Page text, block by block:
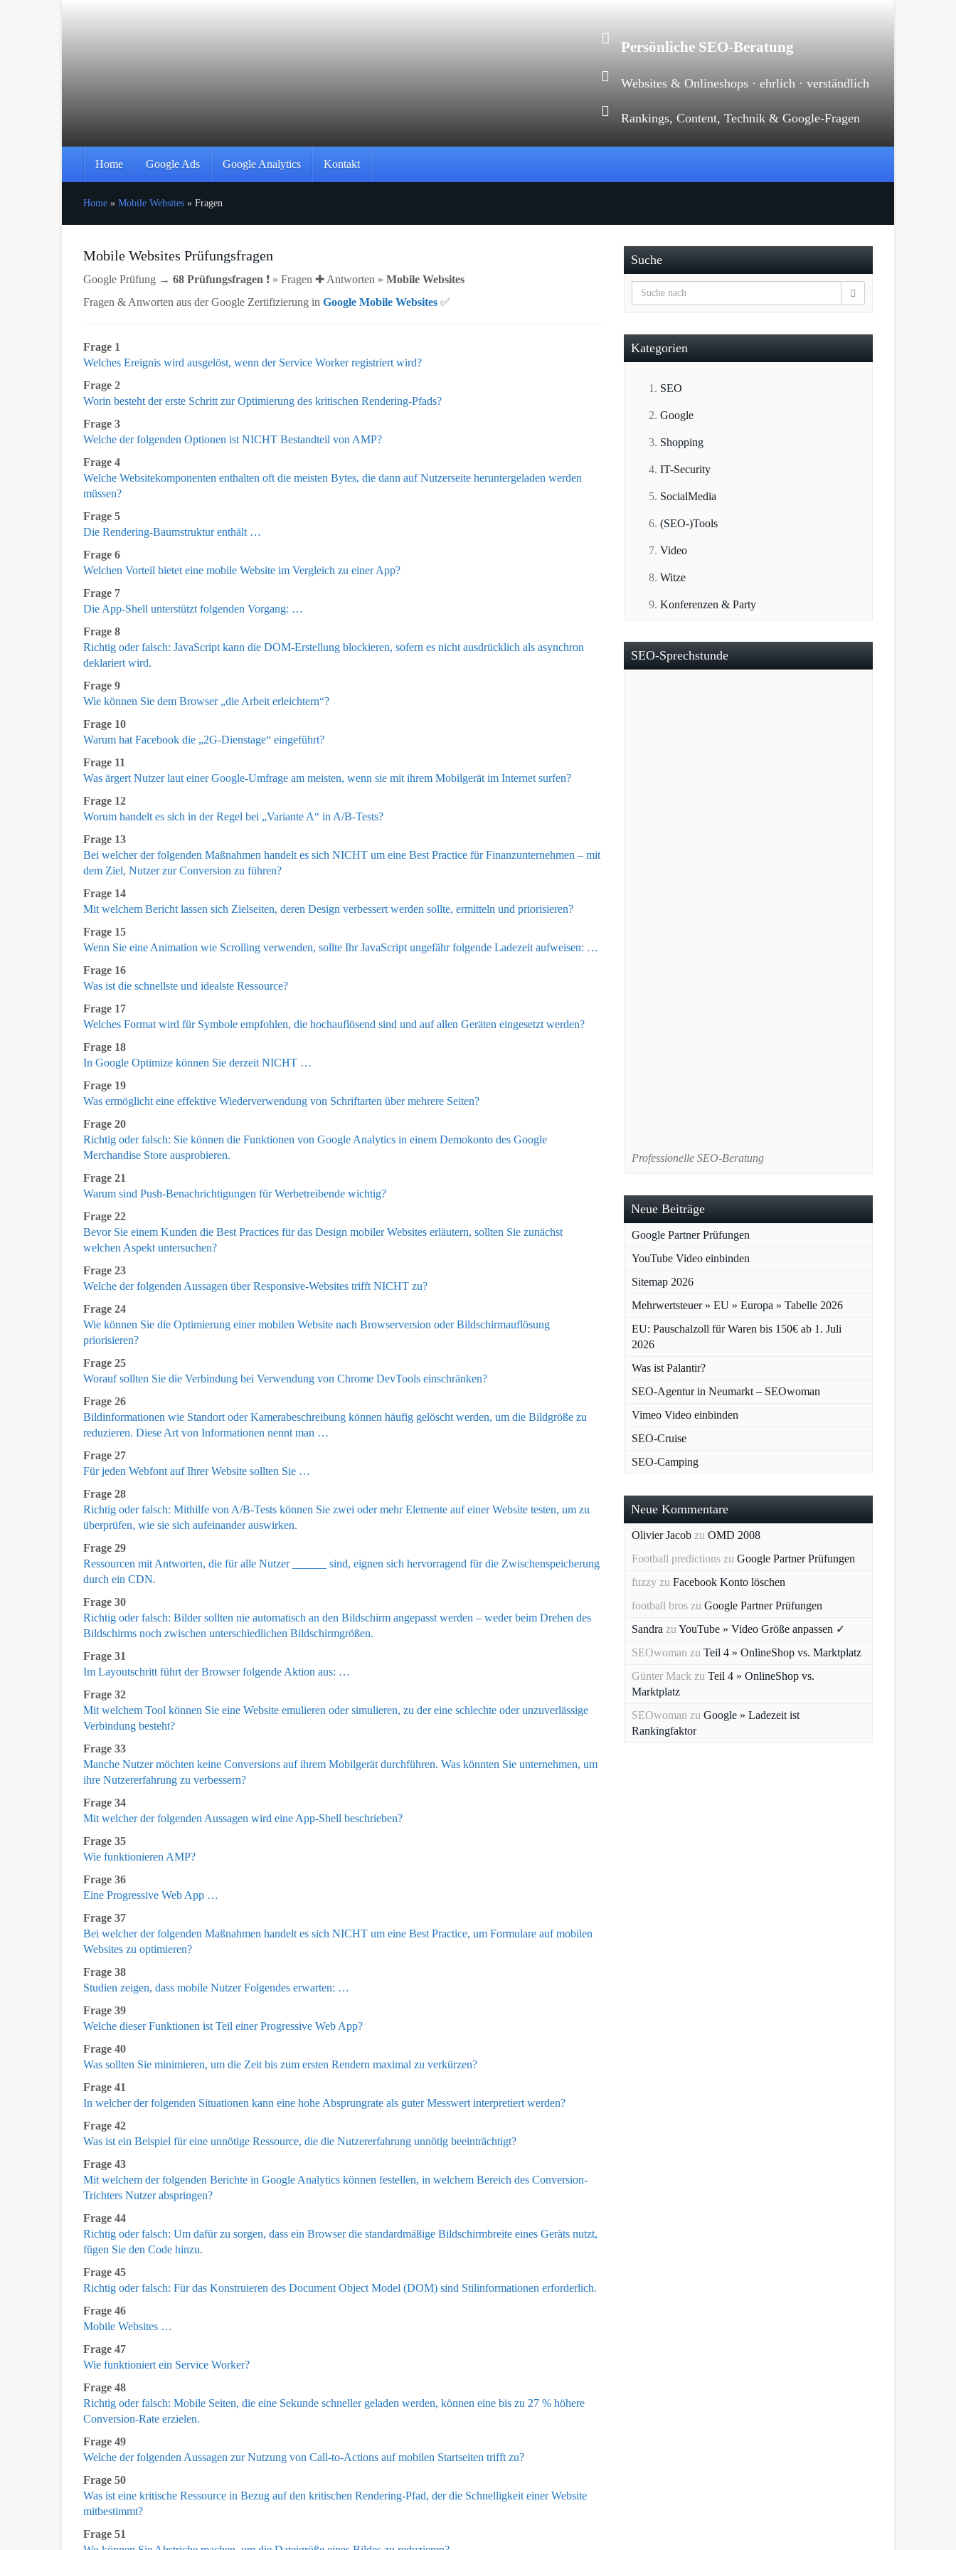
Persönliche SEO-Beratung
Websites & Onlineshops · ehrlich · verständlich
Rankings, Content, Technik & Google-Fragen
Home Google Ads Google Analytics Kontakt
Home » Mobile Websites » Fragen
Mobile Websites Prüfungsfragen
Google Prüfung → 68 Prüfungsfragen ❗ » Fragen ✚ Antworten » Mobile Websites
Fragen & Anworten aus der Google Zertifizierung in Google Mobile Websites ✅
Frage 1
Welches Ereignis wird ausgelöst, wenn der Service Worker registriert wird?
Frage 2
Worin besteht der erste Schritt zur Optimierung des kritischen Rendering-Pfads?
Frage 3
Welche der folgenden Optionen ist NICHT Bestandteil von AMP?
Frage 4
Welche Websitekomponenten enthalten oft die meisten Bytes, die dann auf Nutzerseite heruntergeladen werden
müssen?
Frage 5
Die Rendering-Baumstruktur enthält …
Frage 6
Welchen Vorteil bietet eine mobile Website im Vergleich zu einer App?
Frage 7
Die App-Shell unterstützt folgenden Vorgang: …
Frage 8
Richtig oder falsch: JavaScript kann die DOM-Erstellung blockieren, sofern es nicht ausdrücklich als asynchron
deklariert wird.
Frage 9
Wie können Sie dem Browser „die Arbeit erleichtern“?
Frage 10
Warum hat Facebook die „2G-Dienstage“ eingeführt?
Frage 11
Was ärgert Nutzer laut einer Google-Umfrage am meisten, wenn sie mit ihrem Mobilgerät im Internet surfen?
Frage 12
Worum handelt es sich in der Regel bei „Variante A“ in A/B-Tests?
Frage 13
Bei welcher der folgenden Maßnahmen handelt es sich NICHT um eine Best Practice für Finanzunternehmen – mit
dem Ziel, Nutzer zur Conversion zu führen?
Frage 14
Mit welchem Bericht lassen sich Zielseiten, deren Design verbessert werden sollte, ermitteln und priorisieren?
Frage 15
Wenn Sie eine Animation wie Scrolling verwenden, sollte Ihr JavaScript ungefähr folgende Ladezeit aufweisen: …
Frage 16
Was ist die schnellste und idealste Ressource?
Frage 17
Welches Format wird für Symbole empfohlen, die hochauflösend sind und auf allen Geräten eingesetzt werden?
Frage 18
In Google Optimize können Sie derzeit NICHT …
Frage 19
Was ermöglicht eine effektive Wiederverwendung von Schriftarten über mehrere Seiten?
Frage 20
Richtig oder falsch: Sie können die Funktionen von Google Analytics in einem Demokonto des Google
Merchandise Store ausprobieren.
Frage 21
Warum sind Push-Benachrichtigungen für Werbetreibende wichtig?
Frage 22
Bevor Sie einem Kunden die Best Practices für das Design mobiler Websites erläutern, sollten Sie zunächst
welchen Aspekt untersuchen?
Frage 23
Welche der folgenden Aussagen über Responsive-Websites trifft NICHT zu?
Frage 24
Wie können Sie die Optimierung einer mobilen Website nach Browserversion oder Bildschirmauflösung
priorisieren?
Frage 25
Worauf sollten Sie die Verbindung bei Verwendung von Chrome DevTools einschränken?
Frage 26
Bildinformationen wie Standort oder Kamerabeschreibung können häufig gelöscht werden, um die Bildgröße zu
reduzieren. Diese Art von Informationen nennt man …
Frage 27
Für jeden Webfont auf Ihrer Website sollten Sie …
Frage 28
Richtig oder falsch: Mithilfe von A/B-Tests können Sie zwei oder mehr Elemente auf einer Website testen, um zu
überprüfen, wie sie sich aufeinander auswirken.
Frage 29
Ressourcen mit Antworten, die für alle Nutzer ______ sind, eignen sich hervorragend für die Zwischenspeicherung
durch ein CDN.
Frage 30
Richtig oder falsch: Bilder sollten nie automatisch an den Bildschirm angepasst werden – weder beim Drehen des
Bildschirms noch zwischen unterschiedlichen Bildschirmgrößen.
Frage 31
Im Layoutschritt führt der Browser folgende Aktion aus: …
Frage 32
Mit welchem Tool können Sie eine Website emulieren oder simulieren, zu der eine schlechte oder unzuverlässige
Verbindung besteht?
Frage 33
Manche Nutzer möchten keine Conversions auf ihrem Mobilgerät durchführen. Was könnten Sie unternehmen, um
ihre Nutzererfahrung zu verbessern?
Frage 34
Mit welcher der folgenden Aussagen wird eine App-Shell beschrieben?
Frage 35
Wie funktionieren AMP?
Frage 36
Eine Progressive Web App …
Frage 37
Bei welcher der folgenden Maßnahmen handelt es sich NICHT um eine Best Practice, um Formulare auf mobilen
Websites zu optimieren?
Frage 38
Studien zeigen, dass mobile Nutzer Folgendes erwarten: …
Frage 39
Welche dieser Funktionen ist Teil einer Progressive Web App?
Frage 40
Was sollten Sie minimieren, um die Zeit bis zum ersten Rendern maximal zu verkürzen?
Frage 41
In welcher der folgenden Situationen kann eine hohe Absprungrate als guter Messwert interpretiert werden?
Frage 42
Was ist ein Beispiel für eine unnötige Ressource, die die Nutzererfahrung unnötig beeinträchtigt?
Frage 43
Mit welchem der folgenden Berichte in Google Analytics können festellen, in welchem Bereich des Conversion-
Trichters Nutzer abspringen?
Frage 44
Richtig oder falsch: Um dafür zu sorgen, dass ein Browser die standardmäßige Bildschirmbreite eines Geräts nutzt,
fügen Sie den Code hinzu.
Frage 45
Richtig oder falsch: Für das Konstruieren des Document Object Model (DOM) sind Stilinformationen erforderlich.
Frage 46
Mobile Websites …
Frage 47
Wie funktioniert ein Service Worker?
Frage 48
Richtig oder falsch: Mobile Seiten, die eine Sekunde schneller geladen werden, können eine bis zu 27 % höhere
Conversion-Rate erzielen.
Frage 49
Welche der folgenden Aussagen zur Nutzung von Call-to-Actions auf mobilen Startseiten trifft zu?
Frage 50
Was ist eine kritische Ressource in Bezug auf den kritischen Rendering-Pfad, der die Schnelligkeit einer Website
mitbestimmt?
Frage 51
Suche
Kategorien
SEO
Google
Shopping
IT-Security
SocialMedia
(SEO-)Tools
Video
Witze
Konferenzen & Party
SEO-Sprechstunde
Professionelle SEO-Beratung
Neue Beiträge
Google Partner Prüfungen
YouTube Video einbinden
Sitemap 2026
Mehrwertsteuer » EU » Europa » Tabelle 2026
EU: Pauschalzoll für Waren bis 150€ ab 1. Juli
2026
Was ist Palantir?
SEO-Agentur in Neumarkt – SEOwoman
Vimeo Video einbinden
SEO-Cruise
SEO-Camping
Neue Kommentare
Olivier Jacob zu OMD 2008
Football predictions zu Google Partner Prüfungen
fuzzy zu Facebook Konto löschen
football bros zu Google Partner Prüfungen
Sandra zu YouTube » Video Größe anpassen ✓
SEOwoman zu Teil 4 » OnlineShop vs. Marktplatz
Günter Mack zu Teil 4 » OnlineShop vs.
Marktplatz
SEOwoman zu Google » Ladezeit ist
Rankingfaktor